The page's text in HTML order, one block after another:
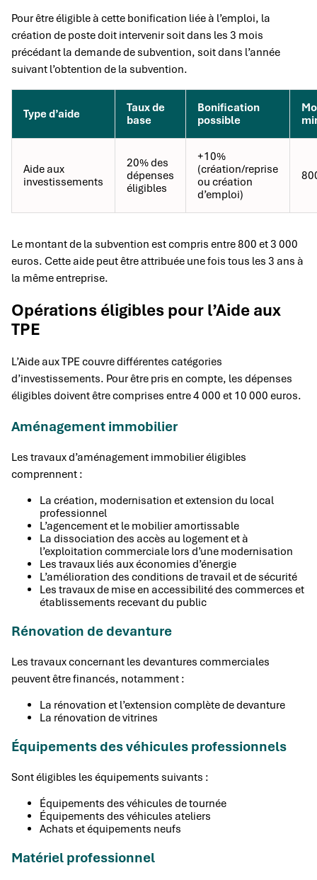
Pour être éligible à cette bonification liée à l’emploi, la
création de poste doit intervenir soit dans les 3 mois
précédant la demande de subvention, soit dans l’année
suivant l’obtention de la subvention.
Type d’aide
Taux de
base
Bonification
possible
Aide aux
investissements
20% des
dépenses
éligibles
+10%
(création/reprise
ou création
d’emploi)
Le montant de la subvention est compris entre 800 et 3 000
euros. Cette aide peut être attribuée une fois tous les 3 ans à
la même entreprise.
Opérations éligibles pour l’Aide aux
TPE
L’Aide aux TPE couvre différentes catégories
d’investissements. Pour être pris en compte, les dépenses
éligibles doivent être comprises entre 4 000 et 10 000 euros.
Aménagement immobilier
Les travaux d’aménagement immobilier éligibles
comprennent :
La création, modernisation et extension du local
professionnel
L’agencement et le mobilier amortissable
La dissociation des accès au logement et à
l’exploitation commerciale lors d’une modernisation
Les travaux liés aux économies d’énergie
L’amélioration des conditions de travail et de sécurité
Les travaux de mise en accessibilité des commerces et
établissements recevant du public
Rénovation de devanture
Les travaux concernant les devantures commerciales
peuvent être financés, notamment :
La rénovation et l’extension complète de devanture
La rénovation de vitrines
Équipements des véhicules professionnels
Sont éligibles les équipements suivants :
Équipements des véhicules de tournée
Équipements des véhicules ateliers
Achats et équipements neufs
Matériel professionnel